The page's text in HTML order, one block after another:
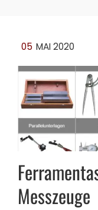
05 MAI 2020
Messzeuge